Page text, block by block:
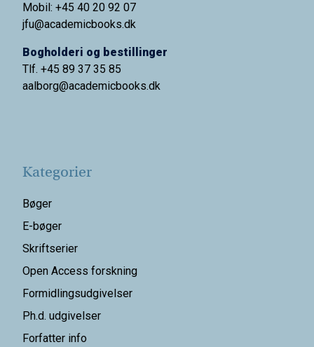
Mobil: +45 40 20 92 07
jfu@academicbooks.dk
Bogholderi og bestillinger
Tlf. +45 89 37 35 85
aalborg@academicbooks.dk
Kategorier
Bøger
E-bøger
Skriftserier
Open Access forskning
Formidlingsudgivelser
Ph.d. udgivelser
Forfatter info